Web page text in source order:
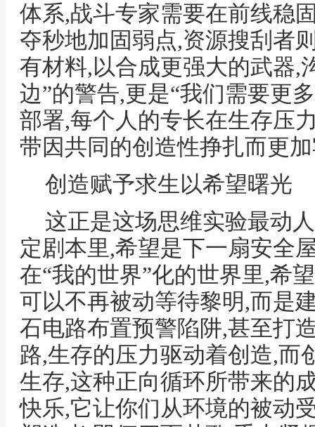
体系,战斗专家需要在前线稳
夺秒地加固弱点,资源搜刮者
有材料,以合成更强大的武器,
边”的警告,更是“我们需要更
部署,每个人的专长在生存压
带因共同的创造性挣扎而更
创造赋予求生以希望曙光
这正是这场思维实验最动
定剧本里,希望是下一扇安全
在“我的世界”化的世界里,希
可以不再被动等待黎明,而是
石电路布置预警陷阱,甚至打
路,生存的压力驱动着创造,而
生存,这种正向循环所带来的
快乐,它让你们从环境的被动